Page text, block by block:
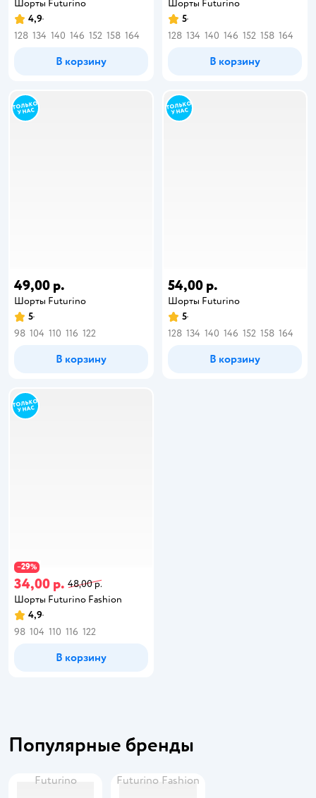
Шорты Futurino
4,9
128 134 140 146 152 158 164
В корзину
Шорты Futurino
5
128 134 140 146 152 158 164
В корзину
49,00 р.
Шорты Futurino
5
98 104 110 116 122
В корзину
54,00 р.
Шорты Futurino
5
128 134 140 146 152 158 164
В корзину
−29%
34,00 р. 48,00 р.
Шорты Futurino Fashion
4,9
98 104 110 116 122
В корзину
Популярные бренды
Futurino Futurino Fashion